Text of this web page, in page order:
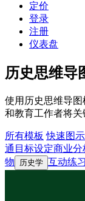
定价
登录
注册
仪表盘
历史思维导
使用历史思维导
和教育工作者将关
所有模板 快速图示
通 目标设定商业分
物
历史学 互动练习